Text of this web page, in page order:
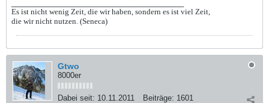
Es ist nicht wenig Zeit, die wir haben, sondern es ist viel Zeit,
die wir nicht nutzen. (Seneca)
Gtwo
8000er
Dabei seit: 10.11.2011 Beiträge: 1601